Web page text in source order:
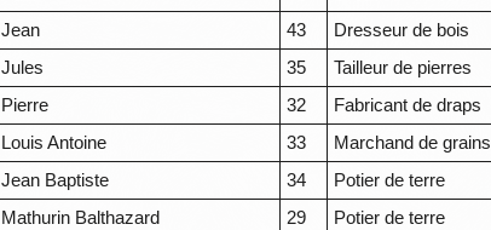
Jean 43 Dresseur de bois
Jules 35 Tailleur de pierres
Pierre 32 Fabricant de draps
Louis Antoine 33 Marchand de grains
Jean Baptiste 34 Potier de terre
Mathurin Balthazard 29 Potier de terre